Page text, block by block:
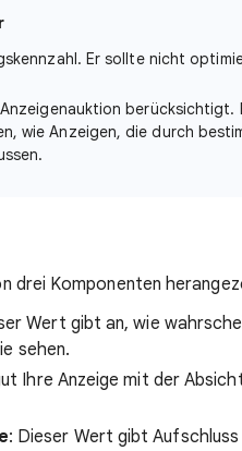
Er sollte nicht
berücksichtigt.
wie Anzeigen, die durch
drei Komponenten
Wert gibt an, wie
sehen.
Ihre Anzeige mit der
: Dieser Wert gibt